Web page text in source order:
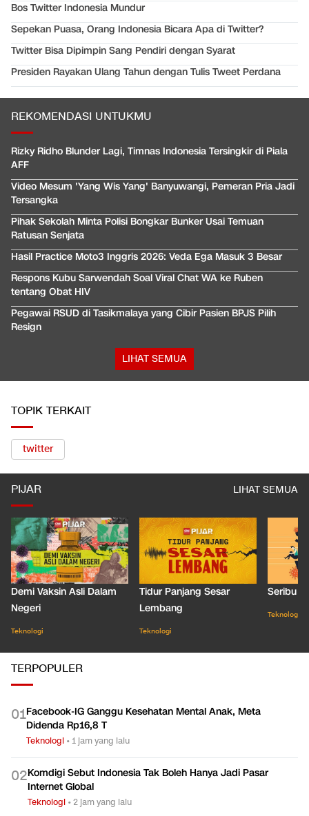
Bos Twitter Indonesia Mundur
Sepekan Puasa, Orang Indonesia Bicara Apa di Twitter?
Twitter Bisa Dipimpin Sang Pendiri dengan Syarat
Presiden Rayakan Ulang Tahun dengan Tulis Tweet Perdana
REKOMENDASI UNTUKMU
Rizky Ridho Blunder Lagi, Timnas Indonesia Tersingkir di Piala
AFF
Video Mesum 'Yang Wis Yang' Banyuwangi, Pemeran Pria Jadi
Tersangka
Pihak Sekolah Minta Polisi Bongkar Bunker Usai Temuan
Ratusan Senjata
Hasil Practice Moto3 Inggris 2026: Veda Ega Masuk 3 Besar
Respons Kubu Sarwendah Soal Viral Chat WA ke Ruben
tentang Obat HIV
Pegawai RSUD di Tasikmalaya yang Cibir Pasien BPJS Pilih
Resign
LIHAT SEMUA
TOPIK TERKAIT
twitter
PIJAR LIHAT SEMUA
Demi Vaksin Asli Dalam
Negeri
Teknologi
Tidur Panjang Sesar
Lembang
Teknologi
Seribu
Teknologi
TERPOPULER
01Facebook-IG Ganggu Kesehatan Mental Anak, Meta
Didenda Rp16,8 T
Teknologi •1 jam yang lalu
02Komdigi Sebut Indonesia Tak Boleh Hanya Jadi Pasar
Internet Global
Teknologi •2 jam yang lalu